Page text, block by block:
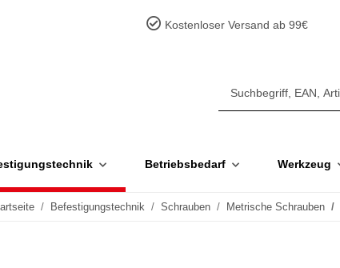
Kostenloser Versand ab 99€
Betriebsbedarf Werkzeug
Befestigungstechnik Schrauben Metrische Schrauben